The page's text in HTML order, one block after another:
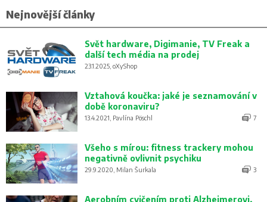
Nejnovější články
Svět hardware, Digimanie, TV Freak a
další tech média na prodej
23.1.2025, oXyShop
Vztahová koučka: jaké je seznamování v
době koronaviru?
13.4.2021, Pavlína Pöschl 7
Všeho s mírou: fitness trackery mohou
negativně ovlivnit psychiku
29.9.2020, Milan Šurkala 3
Aerobním cvičením proti Alzheimerovi,